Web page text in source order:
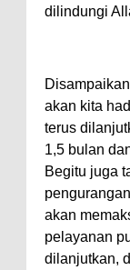
dilindungi
akan kita
terus
1,5 bulan
Begitu juga
akan
pelayanan
dilanjutkan,